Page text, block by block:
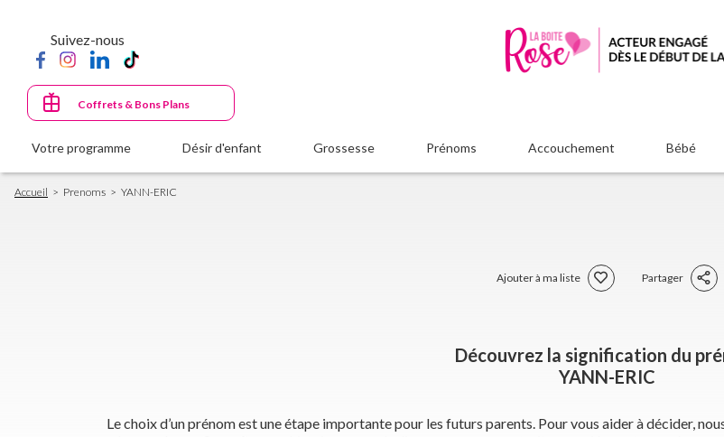
principal
Suivez-nous
Coffrets & Bons Plans
Votre programme Désir d'enfant Grossesse Prénoms Accouchement Bébé
Fil
d'Ariane
Accueil Prenoms YANN-ERIC
Ajouter à ma liste Partager
Découvrez la signification du
YANN-ERIC
Le choix d’un prénom est une étape importante pour les futurs parents. Pour vous aider à décider,